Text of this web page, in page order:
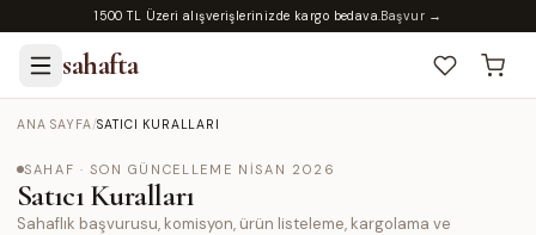
1500 TL Üzeri alışverişlerinizde kargo bedava.Başvur →
sahafta
ANA SAYFA/SATICI KURALLARI
SAHAF · SON GÜNCELLEME NISAN 2026
Satıcı Kuralları
Sahaflık başvurusu, komisyon, ürün listeleme, kargolama ve